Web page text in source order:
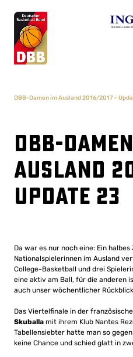
OFFIZIELLER
DBB-Damen im Ausland 2016/2017 –
DBB-
Ausland
Update 23
Da war es nur noch eine: Ein
Nationalspielerinnen im Ausland
College-Basketball und drei
eine aktiv am Ball, für die anderen
auch unser wöchentlicher
Das Viertelfinale in der
Skuballa mit ihrem Klub Nantes
Tabellensiebter hatte man so
keine Chance und schied glatt in